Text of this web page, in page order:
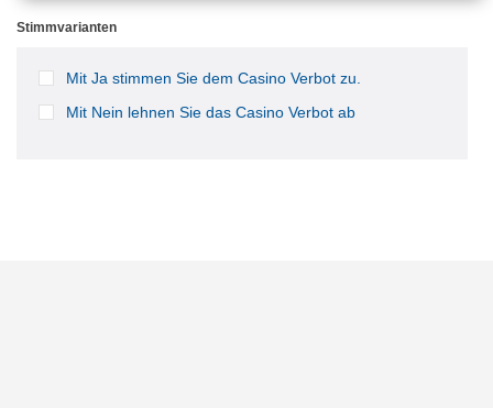
Stimmvarianten
Mit Ja stimmen Sie dem Casino Verbot zu.
Mit Nein lehnen Sie das Casino Verbot ab